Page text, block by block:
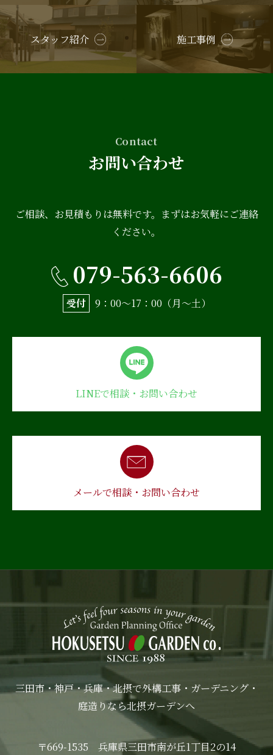
スタッフ紹介 施工事例
Contact
お問い合わせ
ご相談、お見積もりは無料です。まずはお気軽にご連絡
ください。
079-563-6606
受付 9：00〜17：00（月〜土）
LINEで相談・お問い合わせ
メールで相談・お問い合わせ
三田市・神戸・兵庫・北摂で外構工事・ガーデニング・
庭造りなら北摂ガーデンへ
〒669-1535 兵庫県三田市南が丘1丁目2の14